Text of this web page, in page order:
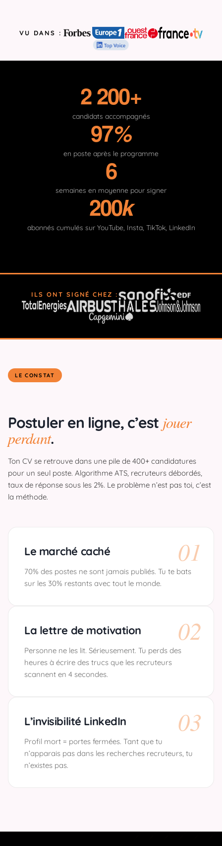
VU DANS :
2 200+
candidats accompagnés
97%
en poste après le programme
6
semaines en moyenne pour signer
200k
abonnés cumulés sur YouTube, Insta, TikTok, LinkedIn
ILS ONT SIGNÉ CHEZ :
LE CONSTAT
Postuler en ligne, c’est jouer
perdant.
Ton CV se retrouve dans une pile de 400+ candidatures
pour un seul poste. Algorithme ATS, recruteurs débordés,
taux de réponse sous les 2%. Le problème n’est pas toi, c’est
la méthode.
01
Le marché caché
70% des postes ne sont jamais publiés. Tu te bats
sur les 30% restants avec tout le monde.
02
La lettre de motivation
Personne ne les lit. Sérieusement. Tu perds des
heures à écrire des trucs que les recruteurs
scannent en 4 secondes.
03
L’invisibilité LinkedIn
Profil mort = portes fermées. Tant que tu
n’apparais pas dans les recherches recruteurs, tu
n’existes pas.